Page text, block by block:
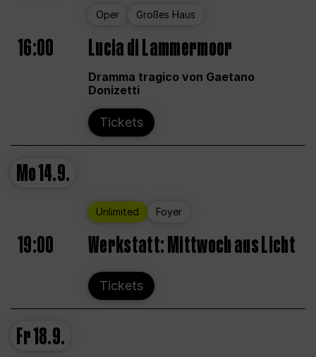
Oper Großes Haus
16:00 Lucia di Lammermoor
Dramma tragico von Gaetano
Donizetti
Tickets
Mo14.9.
Unlimited Foyer
19:00 Werkstatt: Mittwoch aus Licht
Tickets
Fr18.9.